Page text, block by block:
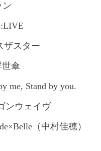
ン
ザスター
世傘
me, Stand by you.
ンウェイヴ
（中村佳穂）